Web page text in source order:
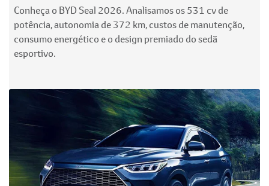
Conheça o BYD Seal 2026. Analisamos os 531 cv de
potência, autonomia de 372 km, custos de manutenção,
consumo energético e o design premiado do sedã
esportivo.